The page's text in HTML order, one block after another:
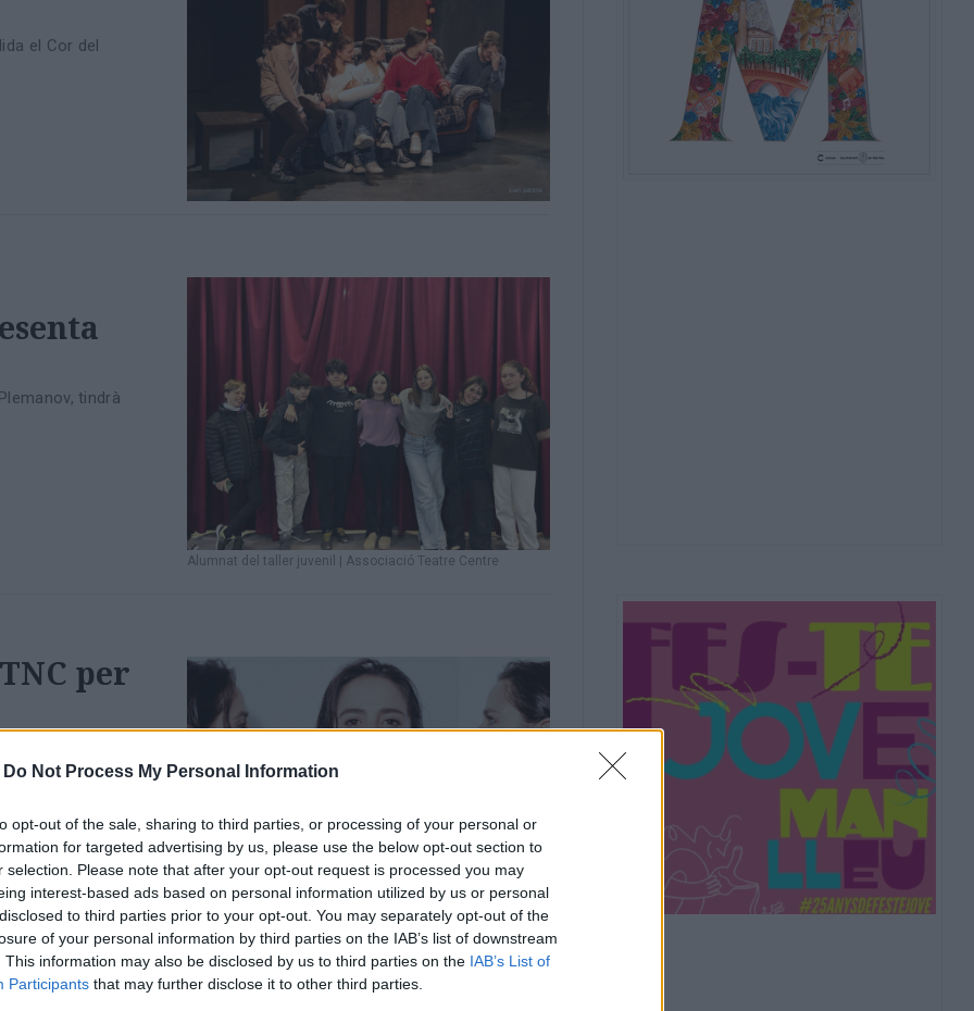
Do Not Process My Personal Information
opt-out of the sale, sharing to third parties, or processing of your personal or
for targeted advertising by us, please use the below opt-out section to
selection. Please note that after your opt-out request is processed you may
interest-based ads based on personal information utilized by us or personal
to third parties prior to your opt-out. You may separately opt-out of the
of your personal information by third parties on the IAB’s list of downstream
This information may also be disclosed by us to third parties on the IAB’s List of
Participants that may further disclose it to other third parties.
el Cor del
Alumnat del taller juvenil | Associació Teatre Centre
tindrà
'Marie, la roja' de Rosa Maria Arquimbau TNC
per
una
visita al TNC
a